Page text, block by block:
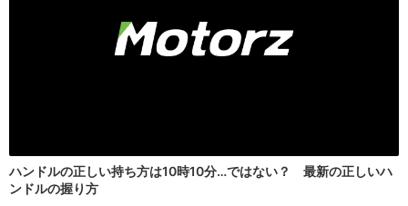
ハンドルの正しい持ち方は10時10分…ではない？ 最新の正しいハ
ンドルの握り方